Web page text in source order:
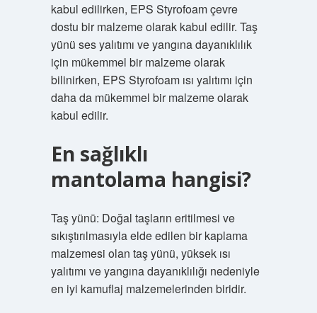
kabul edilirken, EPS Styrofoam çevre
dostu bir malzeme olarak kabul edilir. Taş
yünü ses yalıtımı ve yangına dayanıklılık
için mükemmel bir malzeme olarak
bilinirken, EPS Styrofoam ısı yalıtımı için
daha da mükemmel bir malzeme olarak
kabul edilir.
En sağlıklı
mantolama hangisi?
Taş yünü: Doğal taşların eritilmesi ve
sıkıştırılmasıyla elde edilen bir kaplama
malzemesi olan taş yünü, yüksek ısı
yalıtımı ve yangına dayanıklılığı nedeniyle
en iyi kamuflaj malzemelerinden biridir.